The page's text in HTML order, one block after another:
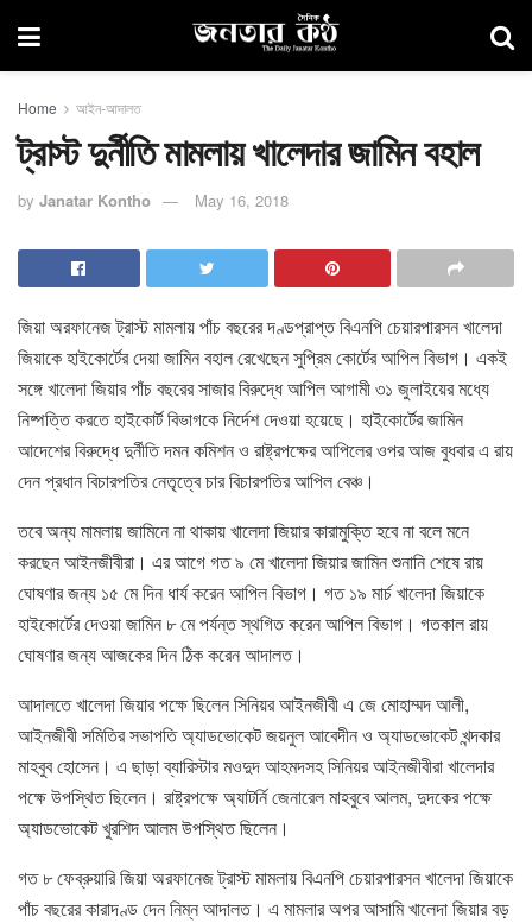
Home আইন-আদালত
ট্রাস্ট দুর্নীতি মামলায় খালেদার জামিন বহাল
by Janatar Kontho May 16, 2018
জিয়া অরফানেজ ট্রাস্ট মামলায় পাঁচ বছরের দণ্ডপ্রাপ্ত বিএনপি চেয়ারপারসন খালেদা
জিয়াকে হাইকোর্টের দেয়া জামিন বহাল রেখেছেন সুপ্রিম কোর্টের আপিল বিভাগ। একই
সঙ্গে খালেদা জিয়ার পাঁচ বছরের সাজার বিরুদ্ধে আপিল আগামী ৩১ জুলাইয়ের মধ্যে
নিষ্পত্তি করতে হাইকোর্ট বিভাগকে নির্দেশ দেওয়া হয়েছে। হাইকোর্টের জামিন
আদেশের বিরুদ্ধে দুর্নীতি দমন কমিশন ও রাষ্ট্রপক্ষের আপিলের ওপর আজ বুধবার এ রায়
দেন প্রধান বিচারপতির নেতৃত্বে চার বিচারপতির আপিল বেঞ্চ।
তবে অন্য মামলায় জামিনে না থাকায় খালেদা জিয়ার কারামুক্তি হবে না বলে মনে
করছেন আইনজীবীরা। এর আগে গত ৯ মে খালেদা জিয়ার জামিন শুনানি শেষে রায়
ঘোষণার জন্য ১৫ মে দিন ধার্য করেন আপিল বিভাগ। গত ১৯ মার্চ খালেদা জিয়াকে
হাইকোর্টের দেওয়া জামিন ৮ মে পর্যন্ত স্থগিত করেন আপিল বিভাগ। গতকাল রায়
ঘোষণার জন্য আজকের দিন ঠিক করেন আদালত।
আদালতে খালেদা জিয়ার পক্ষে ছিলেন সিনিয়র আইনজীবী এ জে মোহাম্মদ আলী,
আইনজীবী সমিতির সভাপতি অ্যাডভোকেট জয়নুল আবেদীন ও অ্যাডভোকেট খন্দকার
মাহবুব হোসেন। এ ছাড়া ব্যারিস্টার মওদুদ আহমদসহ সিনিয়র আইনজীবীরা খালেদার
পক্ষে উপস্থিত ছিলেন। রাষ্ট্রপক্ষে অ্যাটর্নি জেনারেল মাহবুবে আলম, দুদকের পক্ষে
অ্যাডভোকেট খুরশিদ আলম উপস্থিত ছিলেন।
গত ৮ ফেব্রুয়ারি জিয়া অরফানেজ ট্রাস্ট মামলায় বিএনপি চেয়ারপারসন খালেদা জিয়াকে
পাঁচ বছরের কারাদণ্ড দেন নিম্ন আদালত। এ মামলার অপর আসামি খালেদা জিয়ার বড়